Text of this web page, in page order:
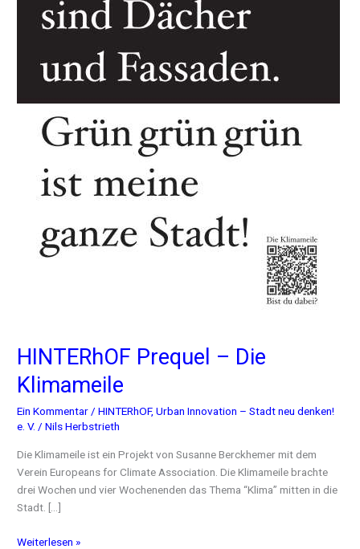
HINTERhOF Prequel – Die
Klimameile
Ein Kommentar/HINTERhOF,Urban Innovation – Stadt neu denken!
e. V. /Nils Herbstrieth
Die Klimameile ist ein Projekt von Susanne Berckhemer mit dem
Verein Europeans for Climate Association. Die Klimameile brachte
drei Wochen und vier Wochenenden das Thema “Klima” mitten in die
Stadt. […]
Weiterlesen »